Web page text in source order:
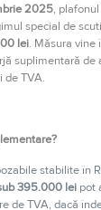
2025,
special de
lei. Măsura vine
suplimentară
de TVA.
stabilite în
395.000 lei pot
de TVA, dacă